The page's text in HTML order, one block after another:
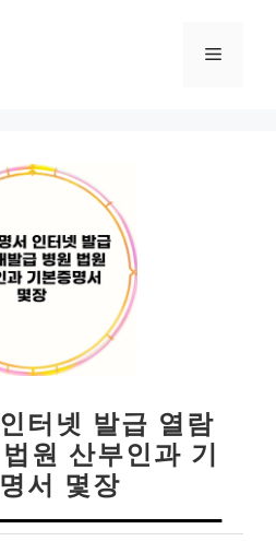
메
터넷 발급 열람
원 산부인과 기
서 몇장